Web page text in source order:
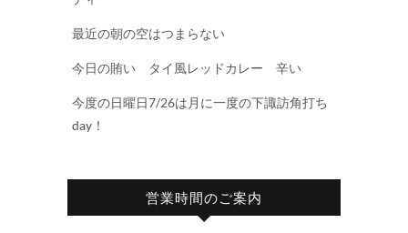
最近の朝の空はつまらない
今日の賄い タイ風レッドカレー 辛い
今度の日曜日7/26は月に一度の下諏訪角打ち
day！
営業時間のご案内